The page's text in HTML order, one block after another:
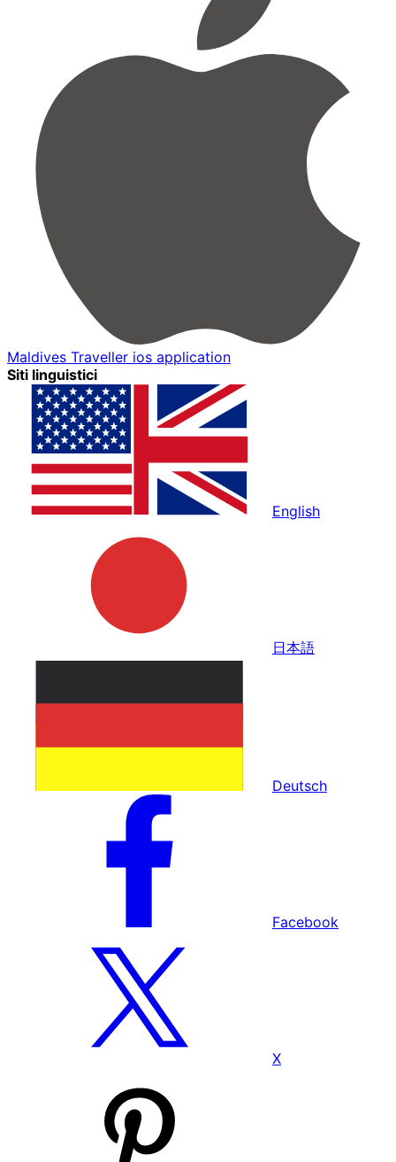
Maldives Traveller ios application
Siti linguistici
English
日本語
Deutsch
Facebook
X